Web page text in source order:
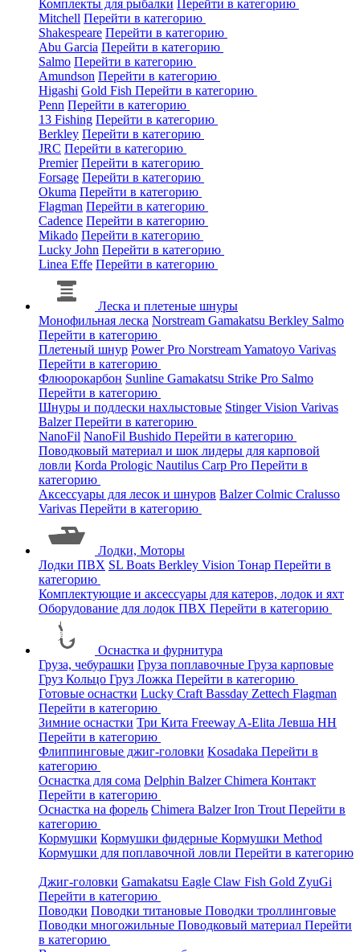
Комплекты для рыбалки Перейти в категорию
Mitchell Перейти в категорию
Shakespeare Перейти в категорию
Abu Garcia Перейти в категорию
Salmo Перейти в категорию
Amundson Перейти в категорию
Higashi Gold Fish Перейти в категорию
Penn Перейти в категорию
13 Fishing Перейти в категорию
Berkley Перейти в категорию
JRC Перейти в категорию
Premier Перейти в категорию
Forsage Перейти в категорию
Okuma Перейти в категорию
Flagman Перейти в категорию
Cadence Перейти в категорию
Mikado Перейти в категорию
Lucky John Перейти в категорию
Linea Effe Перейти в категорию
Леска и плетеные шнуры
Монофильная леска Norstream Gamakatsu Berkley Salmo
Перейти в категорию
Плетеный шнур Power Pro NorstreamYamatoyo Varivas
Перейти в категорию
Флюорокарбон Sunline Gamakatsu Strike Pro Salmo
Перейти в категорию
Шнуры и подлески нахлыстовые StingerVision Varivas
BalzerПерейти в категорию
NanoFil NanoFil Bushido Перейти в категорию
Поводковый материал и шок лидеры для карповой
ловли Korda Prologic Nautilus Carp Pro Перейти в
категорию
Аксессуары для лесок и шнуров BalzerColmic Cralusso
Varivas Перейти в категорию
Лодки, Моторы
Лодки ПВХ SL Boats Berkley Vision Тонар Перейти в
категорию
Комплектующие и аксессуары для катеров, лодок и яхт
Оборудование для лодок ПВХ Перейти в категорию
Оснастка и фурнитура
Груза, чебурашки Груза поплавочные Груза карповые
Груз Кольцо Груз Ложка Перейти в категорию
Готовые оснастки Lucky Craft Bassday Zettech Flagman
Перейти в категорию
Зимние оснастки Три Кита Freeway A-Elita Левша НН
Перейти в категорию
Флиппинговые джиг-головки Kosadaka Перейти в
категорию
Оснастка для сома Delphin BalzerChimera Контакт
Перейти в категорию
Оснастка на форель Chimera BalzerIron Trout Перейти в
категорию
Кормушки Кормушки фидерные Кормушки Method
Кормушки для поплавочной ловли Перейти в категорию
Джиг-головки Gamakatsu Eagle Claw Fish Gold ZyuGi
Перейти в категорию
Поводки Поводки титановые Поводки троллинговые
Поводки многожильные Поводковый материал Перейти
в категорию